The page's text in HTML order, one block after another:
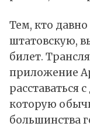
Тем, кто
штатовскую,
билет.
приложение
расставаться
которую
большинства